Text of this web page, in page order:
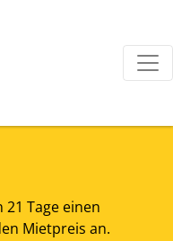
Tage einen
Mietpreis an.